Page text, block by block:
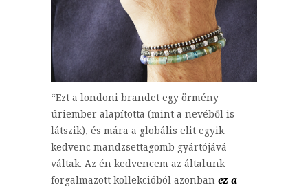
“Ezt a londoni brandet egy örmény
úriember alapította (mint a nevéből is
látszik), és mára a globális elit egyik
kedvenc mandzsettagomb gyártójává
váltak. Az én kedvencem az általunk
forgalmazott kollekcióból azonban ez a